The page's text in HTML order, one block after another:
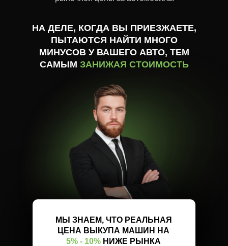
НА ДЕЛЕ, КОГДА ВЫ ПРИЕЗЖАЕТЕ,
ПЫТАЮТСЯ НАЙТИ МНОГО
МИНУСОВ У ВАШЕГО АВТО, ТЕМ
САМЫМ ЗАНИЖАЯ СТОИМОСТЬ
МЫ ЗНАЕМ, ЧТО РЕАЛЬНАЯ
ЦЕНА ВЫКУПА МАШИН НА
5% - 10% НИЖЕ РЫНКА